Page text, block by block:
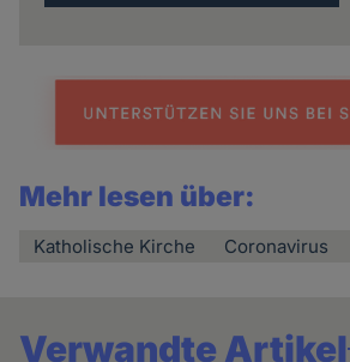
Mehr lesen über:
Katholische Kirche Coronavirus
Verwandte Artikel